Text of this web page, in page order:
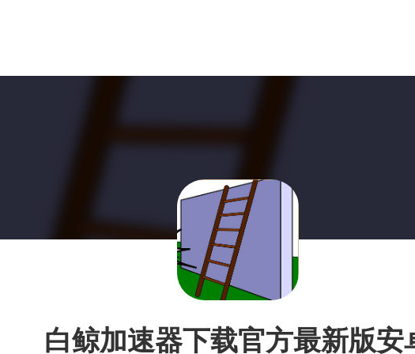
白鲸加速器下载官方最新版安